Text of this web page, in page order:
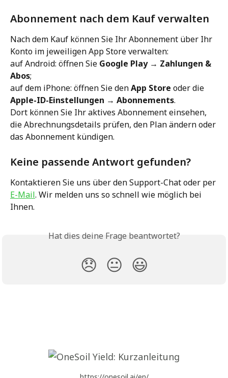
Abonnement nach dem Kauf verwalten
Nach dem Kauf können Sie Ihr Abonnement über Ihr
Konto im jeweiligen App Store verwalten:
auf Android: öffnen Sie Google Play → Zahlungen &
Abos;
auf dem iPhone: öffnen Sie den App Store oder die
Apple-ID-Einstellungen → Abonnements.
Dort können Sie Ihr aktives Abonnement einsehen,
die Abrechnungsdetails prüfen, den Plan ändern oder
das Abonnement kündigen.
Keine passende Antwort gefunden?
Kontaktieren Sie uns über den Support-Chat oder per
E-Mail. Wir melden uns so schnell wie möglich bei
Ihnen.
Hat dies deine Frage beantwortet?
😞 😐 😃